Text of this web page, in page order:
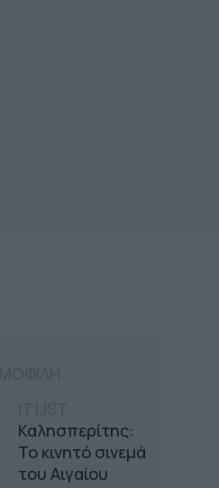
Καλησπερίτης:
Το κινητό σινεμά
του Αιγαίου